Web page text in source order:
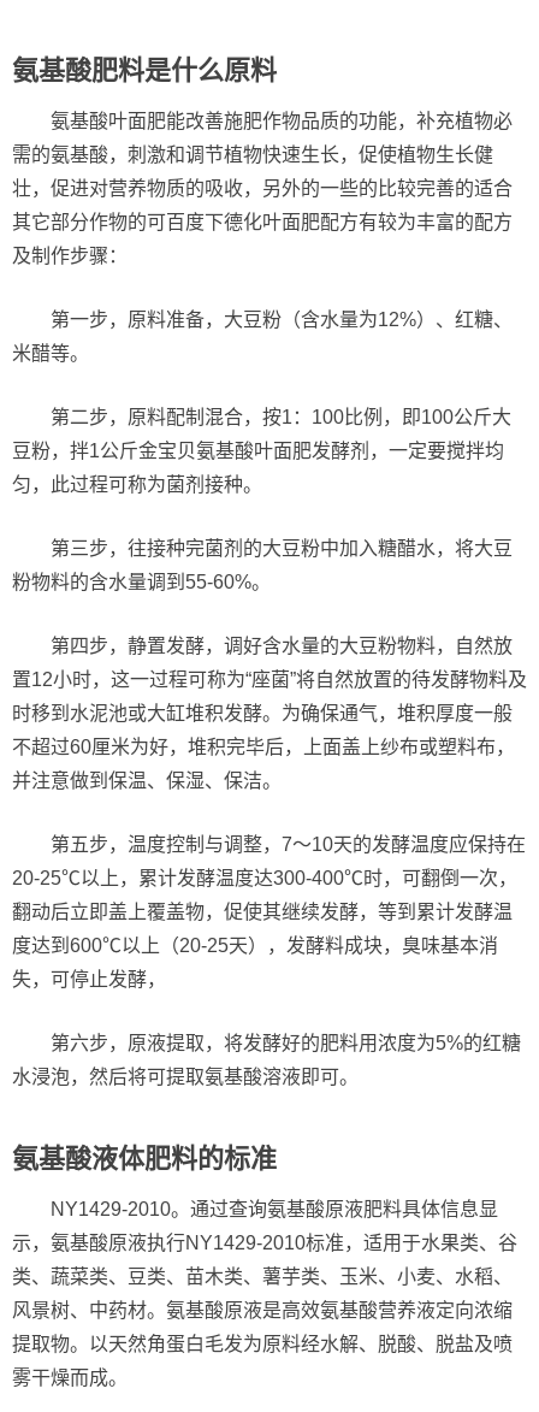
氨基酸肥料是什么原料
氨基酸叶面肥能改善施肥作物品质的功能，补充植物必
需的氨基酸，刺激和调节植物快速生长，促使植物生长健
壮，促进对营养物质的吸收，另外的一些的比较完善的适合
其它部分作物的可百度下德化叶面肥配方有较为丰富的配方
及制作步骤：
第一步，原料准备，大豆粉（含水量为12%）、红糖、
米醋等。
第二步，原料配制混合，按1：100比例，即100公斤大
豆粉，拌1公斤金宝贝氨基酸叶面肥发酵剂，一定要搅拌均
匀，此过程可称为菌剂接种。
第三步，往接种完菌剂的大豆粉中加入糖醋水，将大豆
粉物料的含水量调到55-60%。
第四步，静置发酵，调好含水量的大豆粉物料，自然放
置12小时，这一过程可称为“座菌”将自然放置的待发酵物料及
时移到水泥池或大缸堆积发酵。为确保通气，堆积厚度一般
不超过60厘米为好，堆积完毕后，上面盖上纱布或塑料布，
并注意做到保温、保湿、保洁。
第五步，温度控制与调整，7～10天的发酵温度应保持在
20-25℃以上，累计发酵温度达300-400℃时，可翻倒一次，
翻动后立即盖上覆盖物，促使其继续发酵，等到累计发酵温
度达到600℃以上（20-25天），发酵料成块，臭味基本消
失，可停止发酵，
第六步，原液提取，将发酵好的肥料用浓度为5%的红糖
水浸泡，然后将可提取氨基酸溶液即可。
氨基酸液体肥料的标准
NY1429-2010。通过查询氨基酸原液肥料具体信息显
示，氨基酸原液执行NY1429-2010标准，适用于水果类、谷
类、蔬菜类、豆类、苗木类、薯芋类、玉米、小麦、水稻、
风景树、中药材。氨基酸原液是高效氨基酸营养液定向浓缩
提取物。以天然角蛋白毛发为原料经水解、脱酸、脱盐及喷
雾干燥而成。